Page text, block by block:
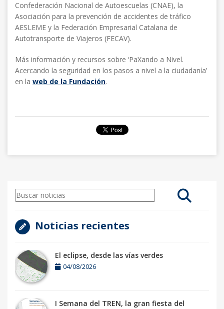
Confederación Nacional de Autoescuelas (CNAE), la
Asociación para la prevención de accidentes de tráfico
AESLEME y la Federación Empresarial Catalana de
Autotransporte de Viajeros (FECAV).
Más información y recursos sobre ‘PaXando a Nivel.
Acercando la seguridad en los pasos a nivel a la ciudadanía’
en la web de la Fundación.
Noticias recientes
El eclipse, desde las vías verdes
04/08/2026
I Semana del TREN, la gran fiesta del